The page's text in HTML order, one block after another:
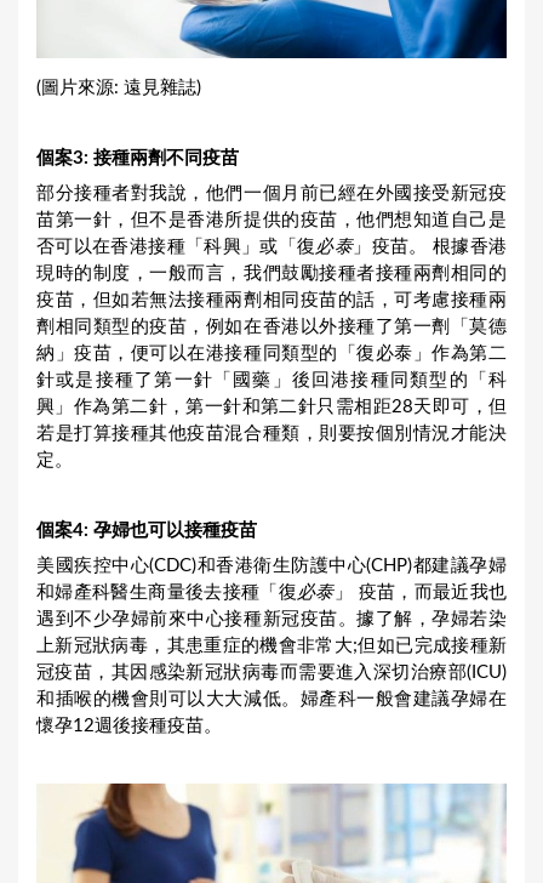
(圖片來源: 遠見雜誌)
個案3: 接種兩劑不同疫苗
部分接種者對我說，他們一個月前已經在外國接受新冠疫
苗第一針，但不是香港所提供的疫苗，他們想知道自己是
否可以在香港接種「科興」或「復 必泰」疫苗。 根據香港
現時的制度，一般而言，我們鼓勵接種者接種兩劑相同的
疫苗，但如若無法接種兩劑相同疫苗的話，可考慮接種兩
劑相同類型的疫苗，例如在香港以外接種了第一劑「莫德
納」疫苗，便可以在港接種同類型的「復必泰」作為第二
針或是接種了第一針「國藥」後回港接種同類型的「科
興」作為第二針，第一針和第二針只需相距28天即可，但
若是打算接種其他疫苗混合種類，則要按個別情況才能決
定。
個案4: 孕婦也可以接種疫苗
美國疾控中心(CDC)和香港衛生防護中心(CHP)都建議孕婦
和婦產科醫生商量後去接種「復 必泰」 疫苗，而最近我也
遇到不少孕婦前來中心接種新冠疫苗。據了解，孕婦若染
上新冠狀病毒，其患重症的機會非常大;但如已完成接種新
冠疫苗，其因感染新冠狀病毒而需要進入深切治療部(ICU)
和插喉的機會則可以大大減低。婦產科一般會建議孕婦在
懷孕12週後接種疫苗。